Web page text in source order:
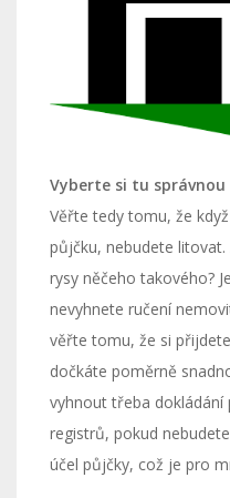
Vyberte si tu
Věřte tedy tomu, že
půjčku, nebudete
rysy něčeho takového?
nevyhnete ručení
věřte tomu, že si
dočkáte poměrně
vyhnout třeba
registrů, pokud
účel půjčky, což je pro